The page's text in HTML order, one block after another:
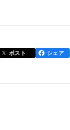
ポスト シェア